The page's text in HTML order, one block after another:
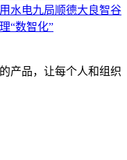
水电九局顺德大良智谷
“数智化”
产品，让每个人和组织